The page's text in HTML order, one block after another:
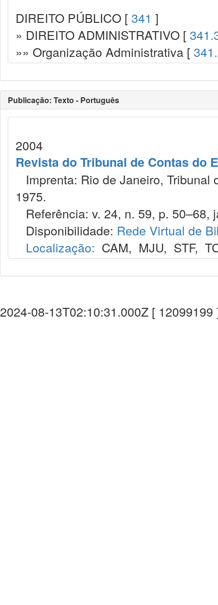
DIREITO PÚBLICO [ 341 ]
» DIREITO ADMINISTRATIVO [
»» Organização Administrativa [
Publicação: Texto - Português
2004
Revista do Tribunal de Contas do
Imprenta: Rio de Janeiro, Tribunal
1975.
Referência: v. 24, n. 59, p. 50–68,
Disponibilidade: Rede Virtual de
Localização: CAM, MJU, STF,
2024-08-13T02:10:31.000Z [ 12099199